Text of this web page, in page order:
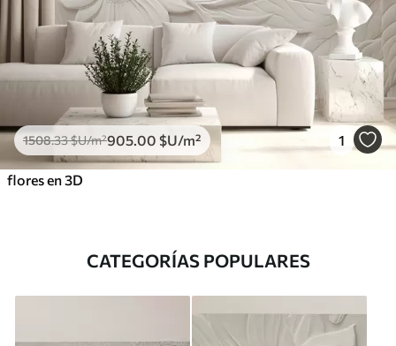
1508.33$U/m²905 .00 $U/m² 1
flores en 3D
CATEGORÍAS POPULARES